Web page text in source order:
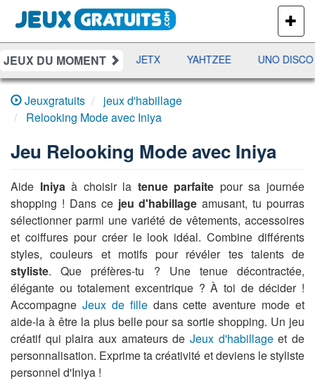
PLUS
DE
JEUX
JEUX DU MOMENT
DAMES RAMI JETX YAHTZEE UNO DISCO
Jeuxgratuits
jeux d'habillage
Relooking Mode avec Iniya
Jeu Relooking Mode avec Iniya
Aide Iniyaà choisir la tenue parfaite pour sa journée
shopping ! Dans ce jeu d'habillage amusant, tu pourras
sélectionner parmi une variété de vêtements, accessoires
et coiffures pour créer le look idéal. Combine différents
styles, couleurs et motifs pour révéler tes talents de
styliste. Que préfères-tu ? Une tenue décontractée,
élégante ou totalement excentrique ? À toi de décider !
Accompagne Jeux de filledans cette aventure mode et
aide-la à être la plus belle pour sa sortie shopping. Un jeu
créatif qui plaira aux amateurs de Jeux d'habillageet de
personnalisation. Exprime ta créativité et deviens le styliste
personnel d'Iniya !